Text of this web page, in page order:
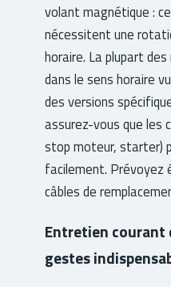
volant magnétique :
nécessitent une
horaire. La plupart
dans le sens horaire
des versions
assurez-vous que les
stop moteur, starter)
facilement. Prévoyez
câbles de
Entretien courant
gestes